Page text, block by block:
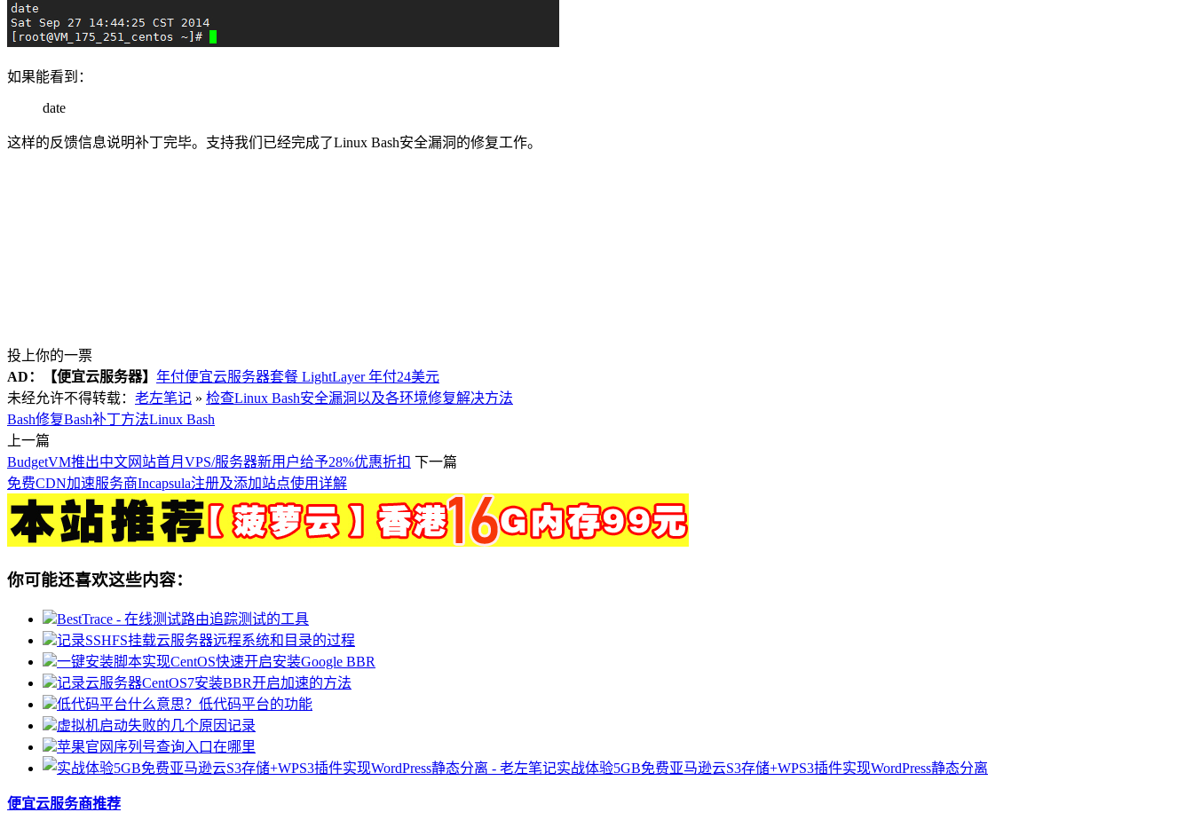
如果能看到：
date
这样的反馈信息说明补丁完毕。支持我们已经完成了Linux Bash安全漏洞的修复工作。
投上你的一票
AD：
【便宜云服务器】 年付便宜云服务器套餐 LightLayer 年付24美元
未经允许不得转载： 老左笔记 » 检查Linux Bash安全漏洞以及各环境修复解决方法
Bash修复Bash补丁方法Linux Bash
上一篇
BudgetVM推出中文网站首月VPS/服务器新用户给予28%优惠折扣 下一篇
免费CDN加速服务商Incapsula注册及添加站点使用详解
你可能还喜欢这些内容：
BestTrace - 在线测试路由追踪测试的工具
记录SSHFS挂载云服务器远程系统和目录的过程
一键安装脚本实现CentOS快速开启安装Google BBR
记录云服务器CentOS7安装BBR开启加速的方法
低代码平台什么意思？低代码平台的功能
虚拟机启动失败的几个原因记录
苹果官网序列号查询入口在哪里
实战体验5GB免费亚马逊云S3存储+WPS3插件实现WordPress静态分离
便宜云服务商推荐